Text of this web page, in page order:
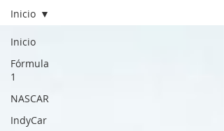
Inicio
Fórmula
1
NASCAR
IndyCar
Inicio